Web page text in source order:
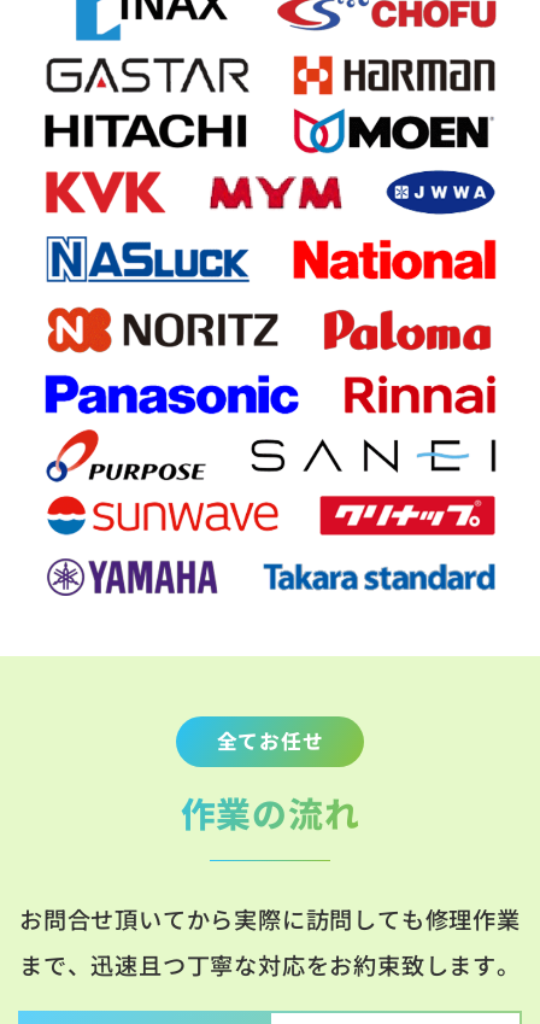
全てお任せ
作業の流れ
お問合せ頂いてから実際に訪問しても修理作業
まで、迅速且つ丁寧な対応をお約束致します。